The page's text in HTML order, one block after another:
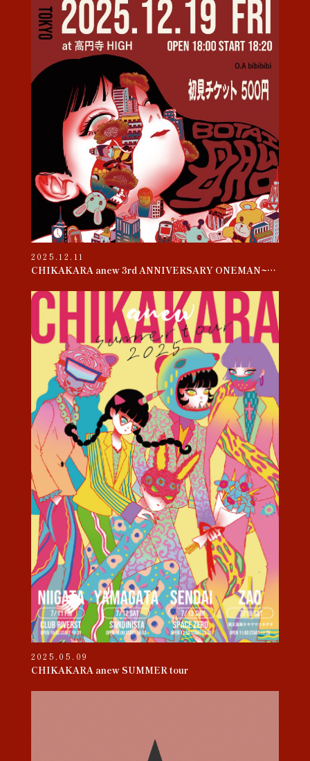
2025.12.11
CHIKAKARA anew 3rd ANNIVERSARY ONEMAN~母胎~
2025.05.09
CHIKAKARA anew SUMMER tour